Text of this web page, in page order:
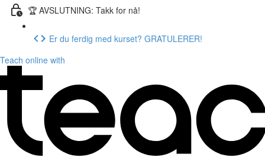
🏆 AVSLUTNING: Takk for nå!
Er du ferdig med kurset? GRATULERER!
Teach online with